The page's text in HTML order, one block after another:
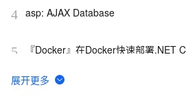
4 asp: AJAX Database
5 『Docker』在Docker快速部署.NET
6 一起谈.NET技术，深入解读Silverlight